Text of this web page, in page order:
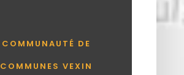
COMMUNAUTÉ DE
COMMUNES VEXIN